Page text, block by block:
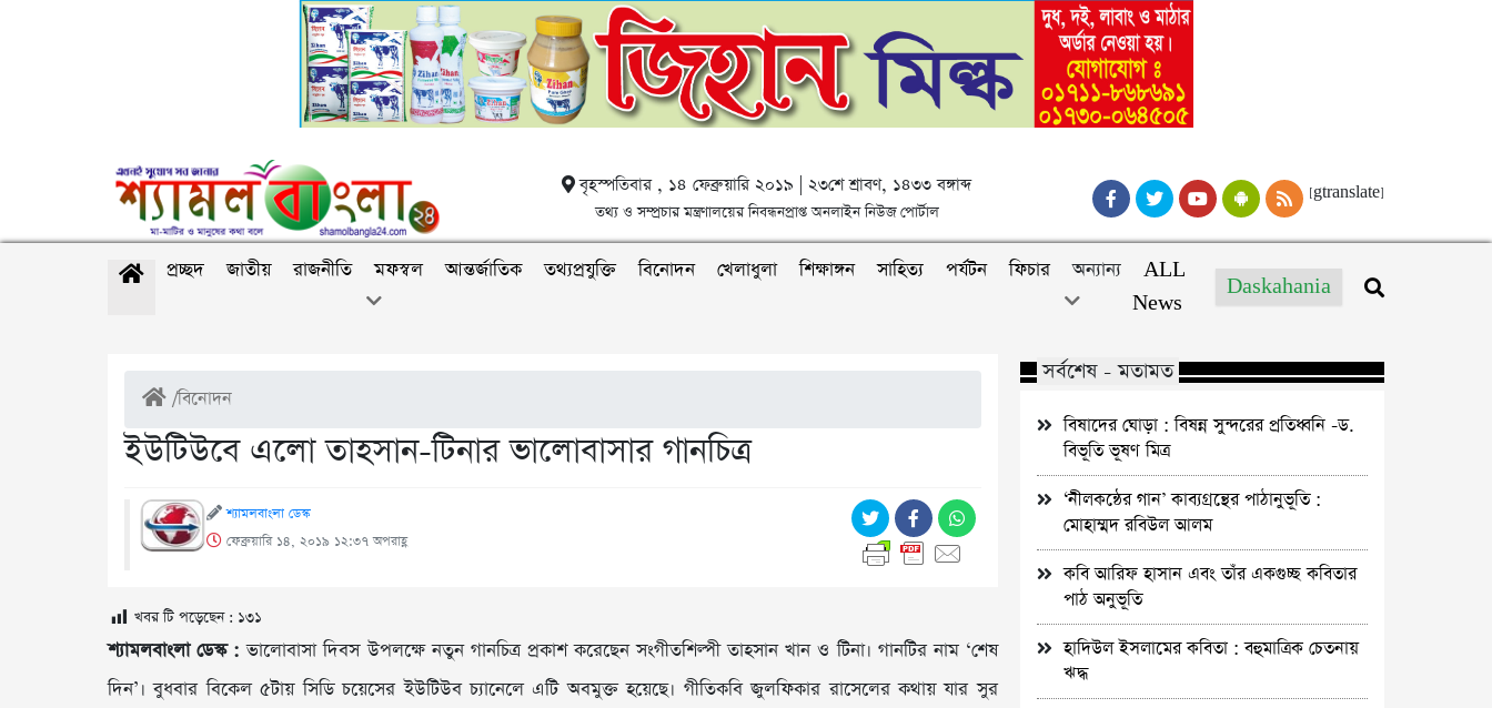
বৃহস্পতিবার , ১৪ ফেব্রুয়ারি ২০১৯ | ২৩শে শ্রাবণ, ১৪৩৩ বঙ্গাব্দ
তথ্য ও সম্প্রচার মন্ত্রণালয়ের নিবন্ধনপ্রাপ্ত অনলাইন নিউজ পোর্টাল
[gtranslate]
প্রচ্ছদ জাতীয় রাজনীতি মফস্বল আন্তর্জাতিক তথ্যপ্রযুক্তি বিনোদন খেলাধুলা শিক্ষাঙ্গন সাহিত্য পর্যটন ফিচার অন্যান্য
ALL
News
Daskahania
/বিনোদন
ইউটিউবে এলো তাহসান-টিনার ভালোবাসার গানচিত্র
শ্যামলবাংলা ডেস্ক
ফেব্রুয়ারি ১৪, ২০১৯ ১২:৩৭ অপরাহ্ণ
খবর টি পড়েছেন : ১৩১
শ্যামলবাংলা ডেস্ক : ভালোবাসা দিবস উপলক্ষে নতুন গানচিত্র প্রকাশ করেছেন সংগীতশিল্পী তাহসান খান ও টিনা। গানটির নাম ‘শেষ
দিন’। বুধবার বিকেল ৫টায় সিডি চয়েসের ইউটিউব চ্যানেলে এটি অবমুক্ত হয়েছে। গীতিকবি জুলফিকার রাসেলের কথায় যার সুর
সর্বশেষ - মতামত
বিষাদের ঘোড়া : বিষন্ন সুন্দরের প্রতিধ্বনি -ড.
বিভূতি ভূষণ মিত্র
‘নীলকন্ঠের গান’ কাব্যগ্রন্থের পাঠানুভূতি :
মোহাম্মদ রবিউল আলম
কবি আরিফ হাসান এবং তাঁর একগুচ্ছ কবিতার
পাঠ অনুভূতি
হাদিউল ইসলামের কবিতা : বহুমাত্রিক চেতনায়
ঋদ্ধ